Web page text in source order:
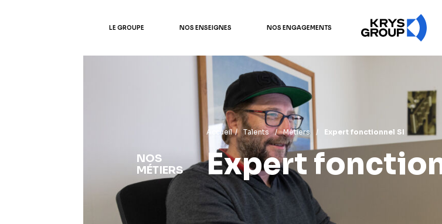
LE GROUPE NOS ENSEIGNES NOS ENGAGEMENTS
Accueil / Talents / Métiers / Expert fonctionnel SI
NOS
MÉTIERS
Expert